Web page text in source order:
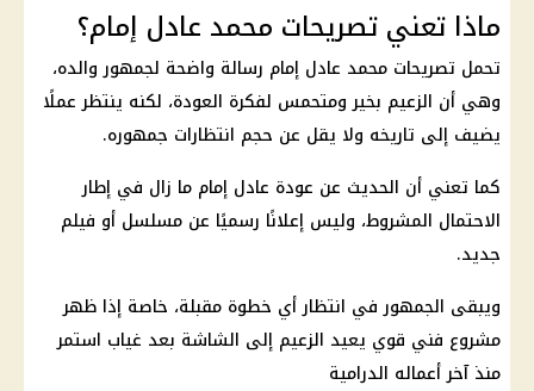
ماذا تعني تصريحات محمد عادل إمام؟
تحمل تصريحات محمد عادل إمام رسالة واضحة لجمهور والده،
وهي أن الزعيم بخير ومتحمس لفكرة العودة، لكنه ينتظر عملًا
يضيف إلى تاريخه ولا يقل عن حجم انتظارات جمهوره.
كما تعني أن الحديث عن عودة عادل إمام ما زال في إطار
الاحتمال المشروط، وليس إعلانًا رسميًا عن مسلسل أو فيلم
جديد.
ويبقى الجمهور في انتظار أي خطوة مقبلة، خاصة إذا ظهر
مشروع فني قوي يعيد الزعيم إلى الشاشة بعد غياب استمر
منذ آخر أعماله الدرامية